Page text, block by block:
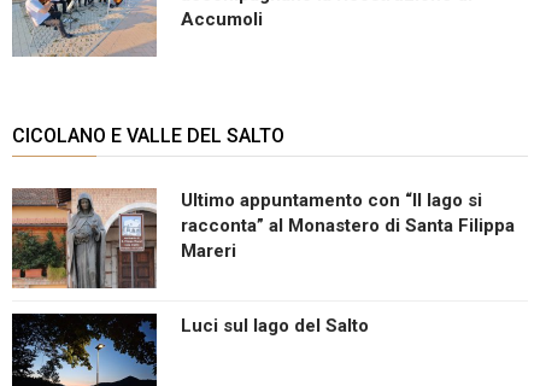
Accumoli
CICOLANO E VALLE DEL SALTO
Ultimo appuntamento con “Il lago si
racconta” al Monastero di Santa Filippa
Mareri
Luci sul lago del Salto